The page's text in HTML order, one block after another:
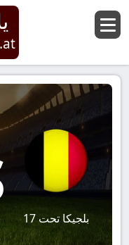
بلجيكا تحت 17